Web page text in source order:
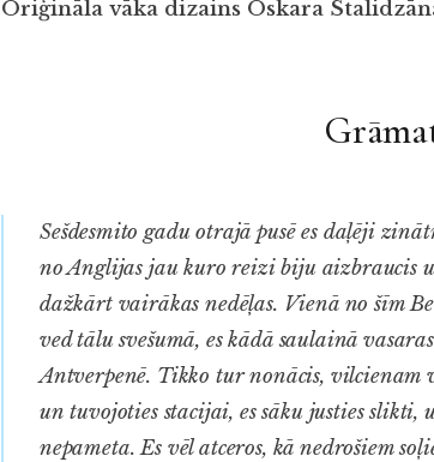
Oriģināla vāka dizains Oskara
Sešdesmito gadu otrajā pusē es daļēji
no Anglijas jau kuro reizi biju aizbraucis
dažkārt vairākas nedēļas. Vienā no šīm
ved tālu svešumā, es kādā saulainā
Antverpenē. Tikko tur nonācis,
un tuvojoties stacijai, es sāku justies
nepameta. Es vēl atceros, kā nedrošiem